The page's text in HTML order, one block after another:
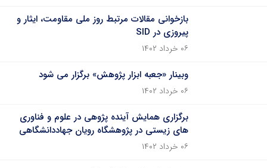
بازخوانی مقالات مرتبط روز ملی مقاومت، ایثار و
پیروزی در SID
۰۶ خرداد ۱۴۰۲
وبینار «جعبه ابزار پژوهش» برگزار می شود
۰۶ خرداد ۱۴۰۲
برگزاری همایش آینده پژوهی در علوم و فناوری
های زیستی در پژوهشگاه رویان جهاددانشگاهی
۰۶ خرداد ۱۴۰۲